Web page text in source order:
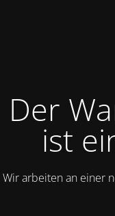
Der
ist
Wir arbeiten an einer